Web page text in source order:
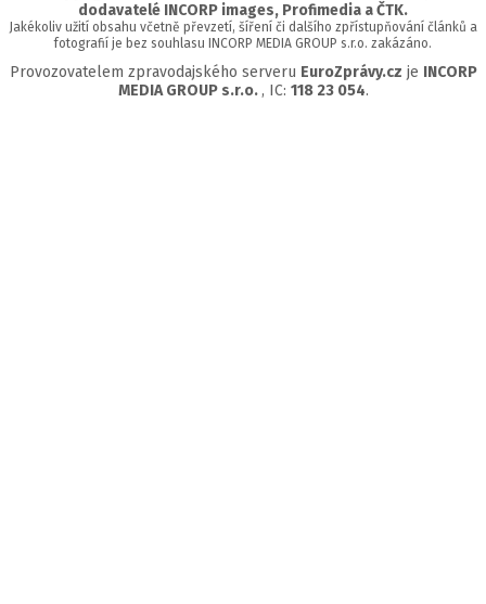
dodavatelé INCORP images, Profimedia a ČTK.
Jakékoliv užití obsahu včetně převzetí, šíření či dalšího zpřístupňování článků a
fotografií je bez souhlasu INCORP MEDIA GROUP s.r.o. zakázáno.
Provozovatelem zpravodajského serveru EuroZprávy.cz je INCORP
MEDIA GROUP s.r.o., IC: 118 23 054.